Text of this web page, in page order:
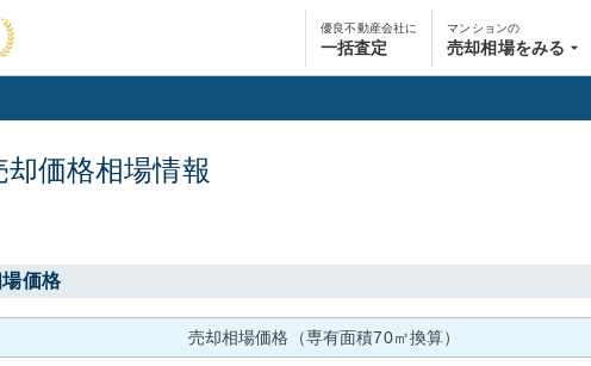
優良不動産会社に
一括査定
マンションの
売却相場をみる
却価格相場情報
価格
売却相場価格（専有面積70㎡換算）